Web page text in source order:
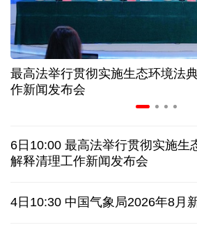
长江十年行 | 重庆“以竹代塑”铺就
暑期档电影票房持续走高 “电影
南京大屠杀历史不容篡改 日本打“
深山里的全球冠军：海外“Z世代”
最高法举行贯彻实施生态环境法
作新闻发布会
6日10:00 最高法举行贯彻实施生
解释清理工作新闻发布会
4日10:30 中国气象局2026年8月